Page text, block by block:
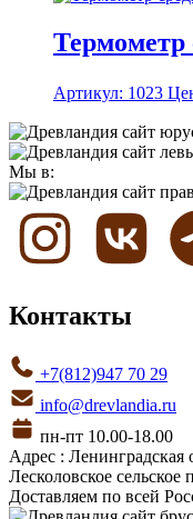
Термометр
Артикул: 1023
Мы в:
Контакты
+7(812)947 70 29
info@drevlandia.ru
пн-пт 10.00-18.00
Адрес : Ленинградская
Лесколовское сельское
Доставляем по всей